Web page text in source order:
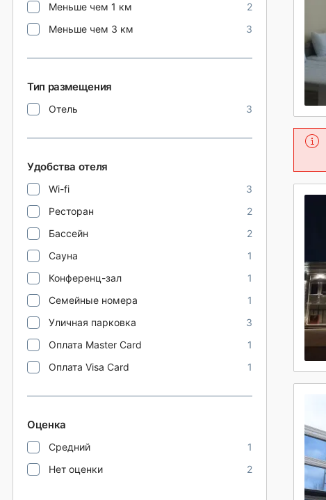
Меньше чем 1 км
2
Меньше чем 3 км
3
Тип размещения
Отель 3
Удобства отеля
Wi-fi
3
Ресторан
2
Бассейн
2
Сауна
1
Конференц-зал
1
Семейные номера
1
Уличная парковка
3
Оплата Master Card
1
Оплата Visa Card
1
Оценка
Средний
1
Нет оценки
2